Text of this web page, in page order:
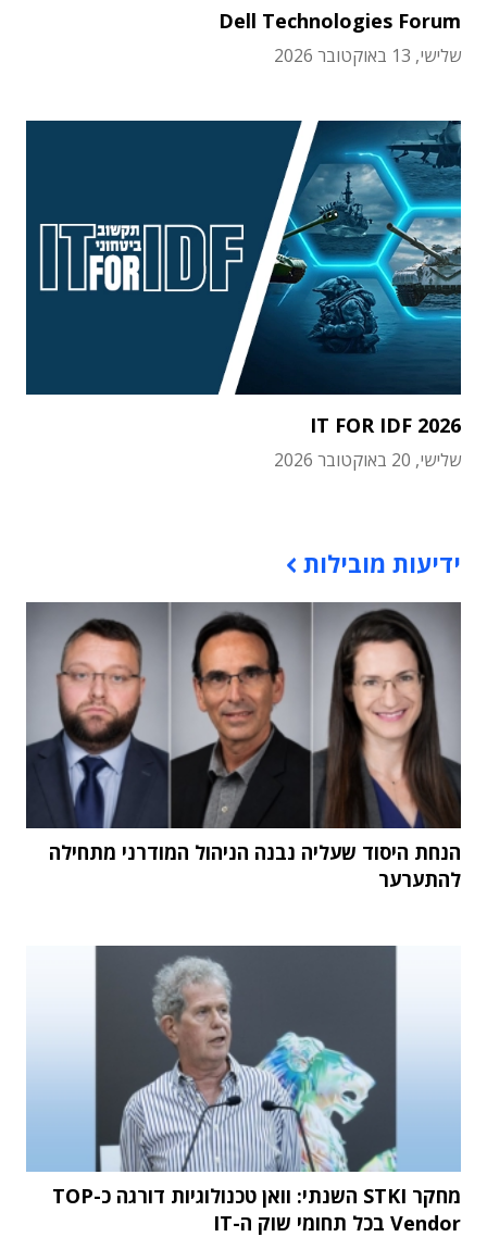
Dell Technologies Forum
שלישי, 13 באוקטובר 2026
IT FOR IDF 2026
שלישי, 20 באוקטובר 2026
ידיעות מובילות
הנחת היסוד שעליה נבנה הניהול המודרני מתחילה
להתערער
מחקר STKI השנתי: וואן טכנולוגיות דורגה כ-TOP
Vendor בכל תחומי שוק ה-IT